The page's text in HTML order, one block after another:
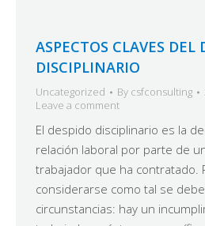
ASPECTOS CLAVES DEL
DISCIPLINARIO
Uncategorized By csfconsulting
Leave a comment
El despido disciplinario es la
relación laboral por parte de
trabajador que ha contratado.
considerarse como tal se
circunstancias: hay un